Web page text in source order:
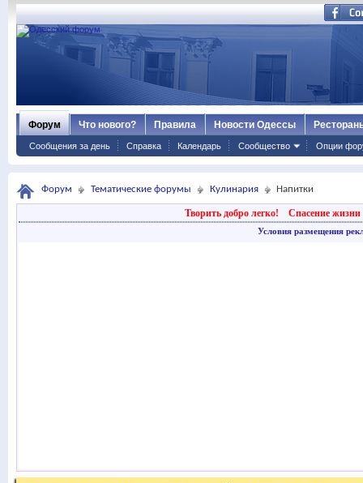
Форум
Сообщения за день Справка Календарь Сообщество Опции
Что нового? Правила Новости Одессы
Форум Тематические форумы Кулинария Напитки
Творить добро легко! Спасение жизни
Условия размещения